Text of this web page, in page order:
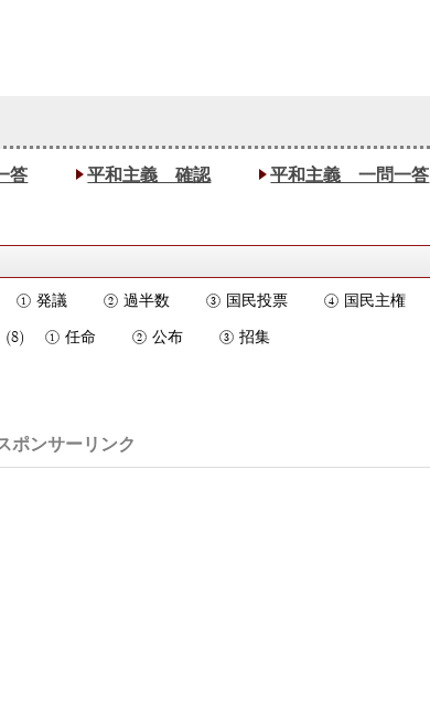
答 平和主義 確認 平和主義 一問一答
発議 過半数 国民投票 国民主権
任命 公布 招集